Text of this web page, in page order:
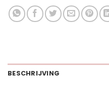
BESCHRIJVING